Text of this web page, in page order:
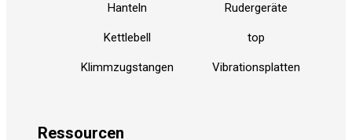
Hanteln
Kettlebell
Klimmzugstangen
Rudergeräte
top
Vibrationsplatten
Ressourcen